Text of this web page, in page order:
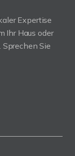
Expertise
Ihr Haus oder
Sie